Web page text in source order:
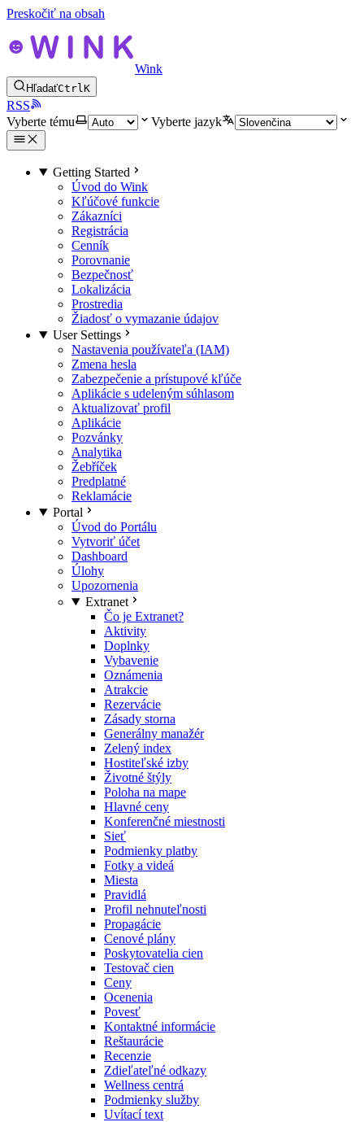
Preskočiť na obsah
Wink
HľadaťCtrlK
RSS
Vyberte tému
Vyberte jazyk
Getting Started
Úvod do Wink
Kľúčové funkcie
Zákazníci
Registrácia
Cenník
Porovnanie
Bezpečnosť
Lokalizácia
Prostredia
Žiadosť o vymazanie údajov
User Settings
Nastavenia používateľa (IAM)
Zmena hesla
Zabezpečenie a prístupové kľúče
Aplikácie s udeleným súhlasom
Aktualizovať profil
Aplikácie
Pozvánky
Analytika
Žebříček
Predplatné
Reklamácie
Portal
Úvod do Portálu
Vytvoriť účet
Dashboard
Úlohy
Upozornenia
Extranet
Čo je Extranet?
Aktivity
Doplnky
Vybavenie
Oznámenia
Atrakcie
Rezervácie
Zásady storna
Generálny manažér
Zelený index
Hostiteľské izby
Životné štýly
Poloha na mape
Hlavné ceny
Konferenčné miestnosti
Sieť
Podmienky platby
Fotky a videá
Miesta
Pravidlá
Profil nehnuteľnosti
Propagácie
Cenové plány
Poskytovatelia cien
Testovač cien
Ceny
Ocenenia
Povesť
Kontaktné informácie
Reštaurácie
Recenzie
Zdieľateľné odkazy
Wellness centrá
Podmienky služby
Uvítací text